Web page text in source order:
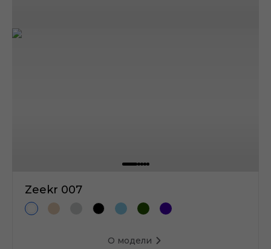
Zeekr 007
О модели